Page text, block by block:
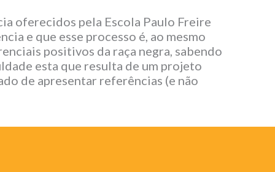
oferecidos pela Escola Paulo Freire
e que esse processo é, ao mesmo
positivos da raça negra, sabendo
esta que resulta de um projeto
de apresentar referências (e não